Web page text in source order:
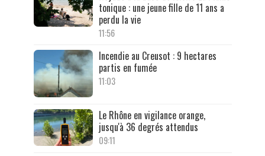
tonique : une jeune fille de 11 ans a
perdu la vie
11:56
Incendie au Creusot : 9 hectares
partis en fumée
11:03
Le Rhône en vigilance orange,
jusqu'à 36 degrés attendus
09:11